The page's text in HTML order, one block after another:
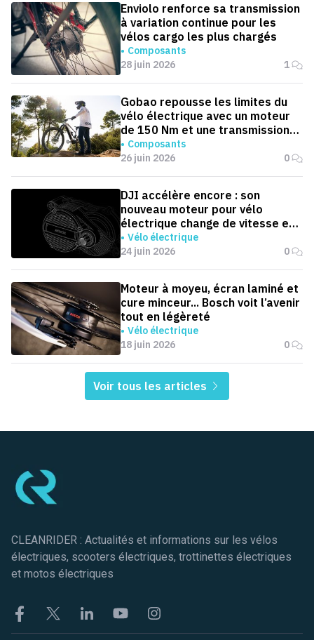
Enviolo renforce sa transmission
à variation continue pour les
vélos cargo les plus chargés
Composants
28 juin 2026
1
Gobao repousse les limites du
vélo électrique avec un moteur
de 150 Nm et une transmission
automatique
Composants
26 juin 2026
0
DJI accélère encore : son
nouveau moteur pour vélo
électrique change de vitesse en
0,1 seconde
Vélo électrique
24 juin 2026
0
Moteur à moyeu, écran laminé et
cure minceur... Bosch voit l’avenir
tout en légèreté
Vélo électrique
18 juin 2026
0
Voir tous les articles
CLEANRIDER : Actualités et informations sur les vélos
électriques, scooters électriques, trottinettes électriques
et motos électriques
FacebookTwitter LinkekinYoutubeInstagram